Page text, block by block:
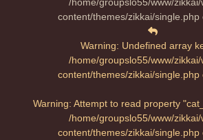
content/themes/zikkai/single.php
Warning: Undefined array
/home/groupslo55/www/zikkai/
content/themes/zikkai/single.php
Warning: Attempt to read property
/home/groupslo55/www/zikkai/
content/themes/zikkai/single.php